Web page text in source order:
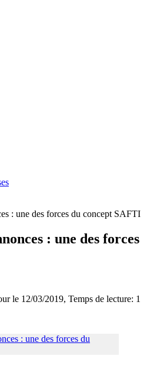
: une des forces du concept SAFTI
: une des forces
le 12/03/2019, Temps de lecture: 1